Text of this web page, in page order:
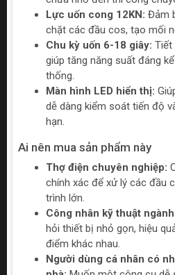
Lực uốn cong 12KN: Đảm
chặt các đầu cos, tạo mối
Chu kỳ uốn 6-18 giây: Tiết
giúp tăng năng suất đáng
thống.
Màn hình LED hiển thị:
dễ dàng kiểm soát tiến độ
hạn.
Ai nên mua sản phẩm này
Thợ điện chuyên nghiệp:
chính xác để xử lý các đầu
trình lớn.
Công nhân kỹ thuật
hỏi thiết bị nhỏ gọn, hiệu
điểm khác nhau.
Người dùng cá nhân có